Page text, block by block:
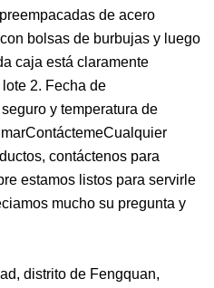
de acero
bolsas de burbujas y luego
caja está claramente
2. Fecha de
y temperatura de
contáctenos para
estamos listos para servirle
mucho su pregunta y
distrito de Fengquan,